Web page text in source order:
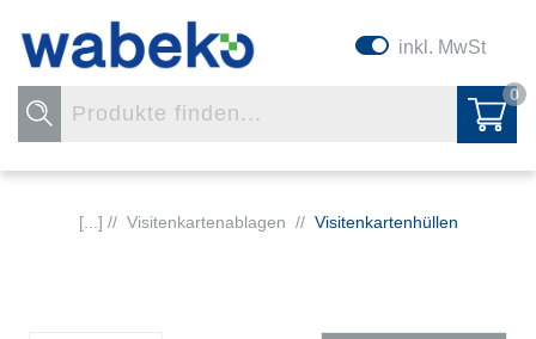
inkl. MwSt
0
[...] // Visitenkartenablagen // Visitenkartenhüllen